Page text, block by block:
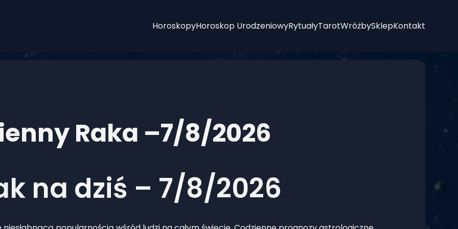
HoroskopyHoroskop UrodzeniowyRytuałyTarotWróżbySklepKontakt
Raka –7/8/2026
na dziś – 7/8/2026